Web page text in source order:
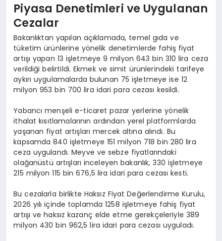
Piyasa Denetimleri ve Uygulanan
Cezalar
Bakanlıktan yapılan açıklamada, temel gıda ve
tüketim ürünlerine yönelik denetimlerde fahiş fiyat
artışı yapan 13 işletmeye 9 milyon 643 bin 310 lira ceza
verildiği belirtildi. Ekmek ve simit ürünlerindeki tarifeye
aykırı uygulamalarda bulunan 75 işletmeye ise 12
milyon 953 bin 700 lira idari para cezası kesildi.
Yabancı menşeli e-ticaret pazar yerlerine yönelik
ithalat kısıtlamalarının ardından yerel platformlarda
yaşanan fiyat artışları mercek altına alındı. Bu
kapsamda 840 işletmeye 151 milyon 718 bin 280 lira
ceza uygulandı. Meyve ve sebze fiyatlarındaki
olağanüstü artışları inceleyen bakanlık, 330 işletmeye
215 milyon 115 bin 676,5 lira idari para cezası kesti.
Bu cezalarla birlikte Haksız Fiyat Değerlendirme Kurulu,
2026 yılı içinde toplamda 1258 işletmeye fahiş fiyat
artışı ve haksız kazanç elde etme gerekçeleriyle 389
milyon 430 bin 962,5 lira idari para cezası uyguladı.